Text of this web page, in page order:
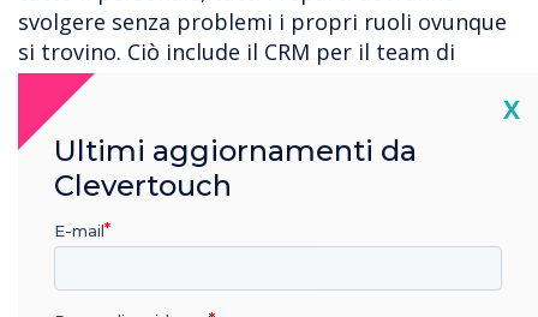
svolgere senza problemi i propri ruoli ovunque
si trovino. Ciò include il CRM per il team di
vendita, le applicazioni di contabilità per la
finanza, il digital signage per le comunicazioni
dei dipendenti e i sistemi di prenotazione delle
sale riunioni per i gestori della struttura.
Sarà essenziale che questi cambiamenti
sistemici e operativi siano attentamente
pianificati e gestiti, tuttavia, la sfida più grande
per le imprese sarà mantenere il benessere
X
Ultimi aggiornamenti da
Clevertouch
E-mail